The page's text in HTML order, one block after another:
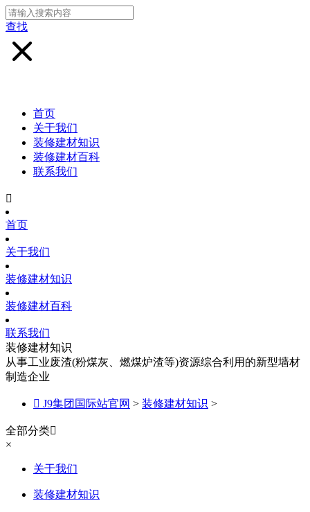
查找
首页
关于我们
装修建材知识
装修建材百科
联系我们

首页
关于我们
装修建材知识
装修建材百科
联系我们
装修建材知识
从事工业废渣(粉煤灰、燃煤炉渣等)资源综合利用的新型墙材
制造企业
 J9集团国际站官网 > 装修建材知识 >
全部分类
×
关于我们
装修建材知识